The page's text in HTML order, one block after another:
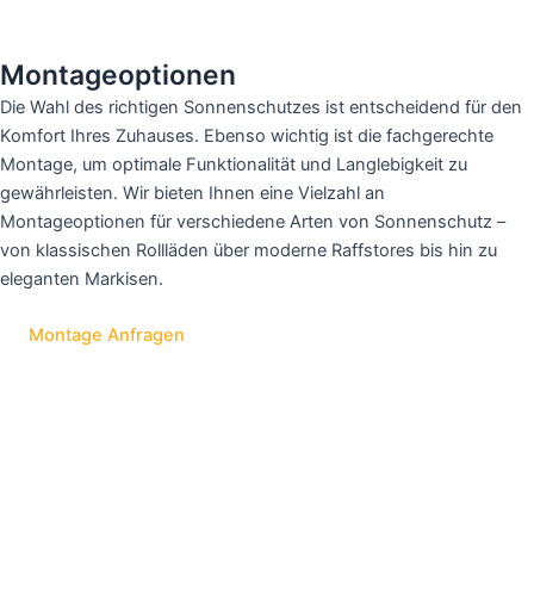
Montageoptionen
Die Wahl des richtigen Sonnenschutzes ist entscheidend für den
Komfort Ihres Zuhauses. Ebenso wichtig ist die fachgerechte
Montage, um optimale Funktionalität und Langlebigkeit zu
gewährleisten. Wir bieten Ihnen eine Vielzahl an
Montageoptionen für verschiedene Arten von Sonnenschutz –
von klassischen Rollläden über moderne Raffstores bis hin zu
eleganten Markisen.
Montage Anfragen